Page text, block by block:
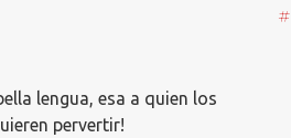
#
lengua, esa a quien los
pervertir!